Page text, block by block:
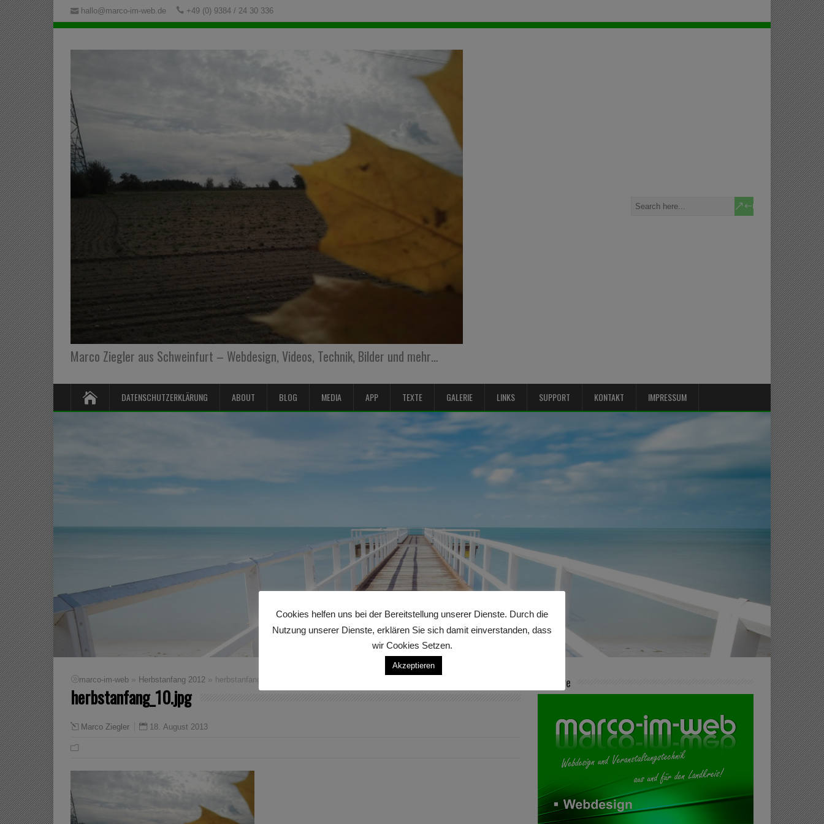
hallo@marco-im-web.de +49 (0) 9384 / 24 30 336
Marco Ziegler aus Schweinfurt – Webdesign, Videos, Technik, Bilder und mehr…
DATENSCHUTZERKLÄRUNG ABOUT BLOG MEDIA APP TEXTE GALERIE LINKS SUPPORT KONTAKT IMPRESSUM
marco-im-web » Herbstanfang 2012 » herbstanfang_10.jpg
herbstanfang_10.jpg
Marco Ziegler 18. August 2013
Anzeige
Cookies helfen uns bei der Bereitstellung unserer Dienste. Durch die
Nutzung unserer Dienste, erklären Sie sich damit einverstanden, dass
wir Cookies Setzen.
Akzeptieren